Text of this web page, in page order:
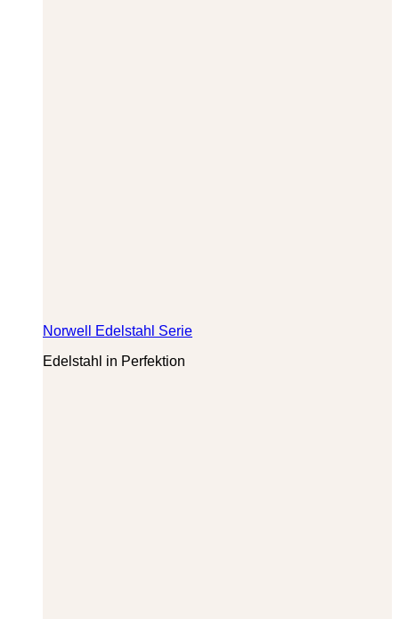
Norwell Edelstahl Serie
Edelstahl in Perfektion